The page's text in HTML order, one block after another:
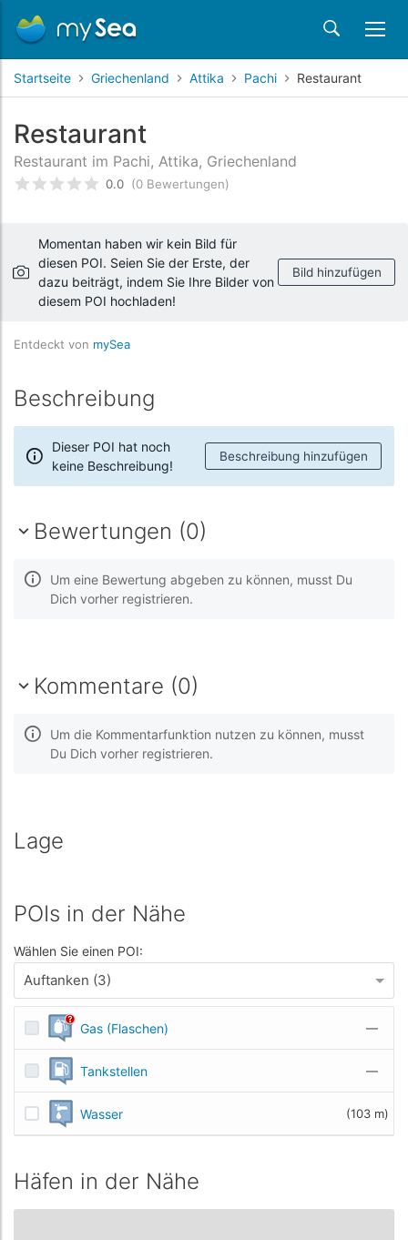
Startseite Griechenland Attika Pachi Restaurant
Restaurant
Restaurant im Pachi, Attika, Griechenland
bewertet0 /5 beyogen auf
0.0 (0 Bewertungen)
Momentan haben wir kein Bild für
diesen POI. Seien Sie der Erste, der
dazu beiträgt, indem Sie Ihre Bilder von
diesem POI hochladen!
Bild hinzufügen
Entdeckt von mySea
Beschreibung
Dieser POI hat noch
keine Beschreibung!
Beschreibung hinzufügen
Bewertungen (0)
Um eine Bewertung abgeben zu können, musst Du
Dich vorher registrieren.
Kommentare (0)
Um die Kommentarfunktion nutzen zu können, musst
Du Dich vorher registrieren.
Lage
POIs in der Nähe
Wählen Sie einen POI:
Auftanken (3)
Gas (Flaschen) —
Tankstellen —
Wasser (103 m)
Häfen in der Nähe